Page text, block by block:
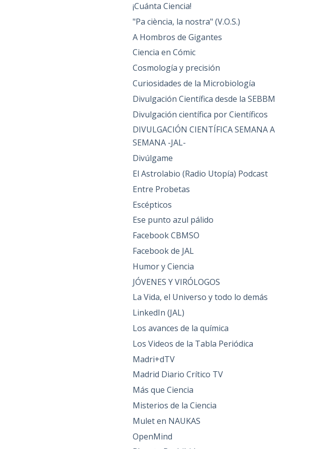
¡Cuánta Ciencia!
"Pa ciència, la nostra" (V.O.S.)
A Hombros de Gigantes
Ciencia en Cómic
Cosmología y precisión
Curiosidades de la Microbiología
Divulgación Científica desde la SEBBM
Divulgación científica por Científicos
DIVULGACIÓN CIENTÍFICA SEMANA A
SEMANA -JAL-
Divúlgame
El Astrolabio (Radio Utopía) Podcast
Entre Probetas
Escépticos
Ese punto azul pálido
Facebook CBMSO
Facebook de JAL
Humor y Ciencia
JÓVENES Y VIRÓLOGOS
La Vida, el Universo y todo lo demás
LinkedIn (JAL)
Los avances de la química
Los Videos de la Tabla Periódica
Madri+dTV
Madrid Diario Crítico TV
Más que Ciencia
Misterios de la Ciencia
Mulet en NAUKAS
OpenMind